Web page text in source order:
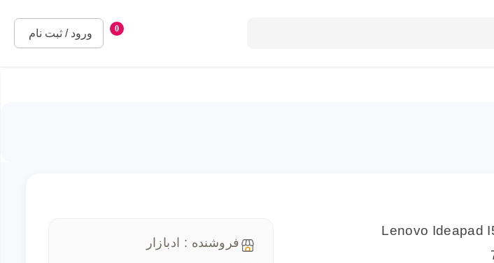
0
ورود / ثبت نام
Lenovo Ideapad
فروشنده : ادبازار